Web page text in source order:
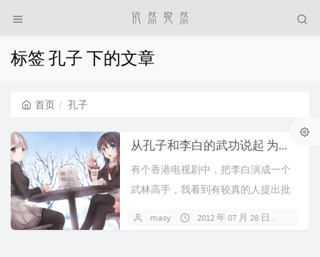
标签 孔子 下的文章
首页 孔子
从孔子和李白的武功说起 为何后世文而不武
有个香港电视剧中，把李白演成一个
武林高手，我看到有较真的人提出批
masy 2012 年 07 月 28 日